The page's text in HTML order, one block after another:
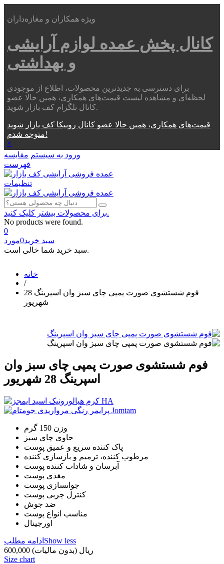
ویژه همکاران و مغازه‌داران
کانال پخش عمده لوازم آرایشی
و بهداشتی
برای دسترسی به جدیدترین محصولات، اطلاع از موجودی
لحظه‌ای و مشاهده لیست قیمت‌های همکاری، همین حالا عضو
کانال تلگرام کف بازار شوید.
قیمت‌های همکاری، همین حالا عضو کانال روبیکا کف بازار شوید
متوجه شدم!
×
ورود به سیستم مقایسه
فهرست
تنظیمات
برای محصولات بیشتر کلیک کنید.
No products were found.
0
سبد خرید0مورد
سبد خرید شما خالی است.
خانه
/
فوم شستشوی صورت پمپی چای سبز وان اسپرینگ 28
شهریور
فوم شستشوی صورت پمپی چای سبز وان
اسپرینگ 28 شهریور
وزن 150 گرم
حاوی چای سبز
پاک کننده سریع و عمیق پوست
مرطوب کننده، ‌ترمیم و بازسازی کننده
آبرسان و ‌شاداب کننده پوست
مغذی پوست
جوانسازی پوست
کنترل چربی پوست
ضد جوش
مناسب انواع پوست
اورجینال
ادامه مطلب Show less
600,000 ریال (بدون مالیات)
Size chart